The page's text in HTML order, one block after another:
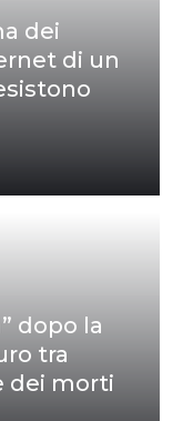
dei
di un
dopo la
tra
dei morti